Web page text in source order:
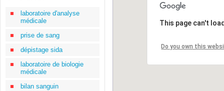
laboratoire d'analyse
médicale
prise de sang
dépistage sida
laboratoire de biologie
médicale
bilan sanguin
This page can't
Do you own this